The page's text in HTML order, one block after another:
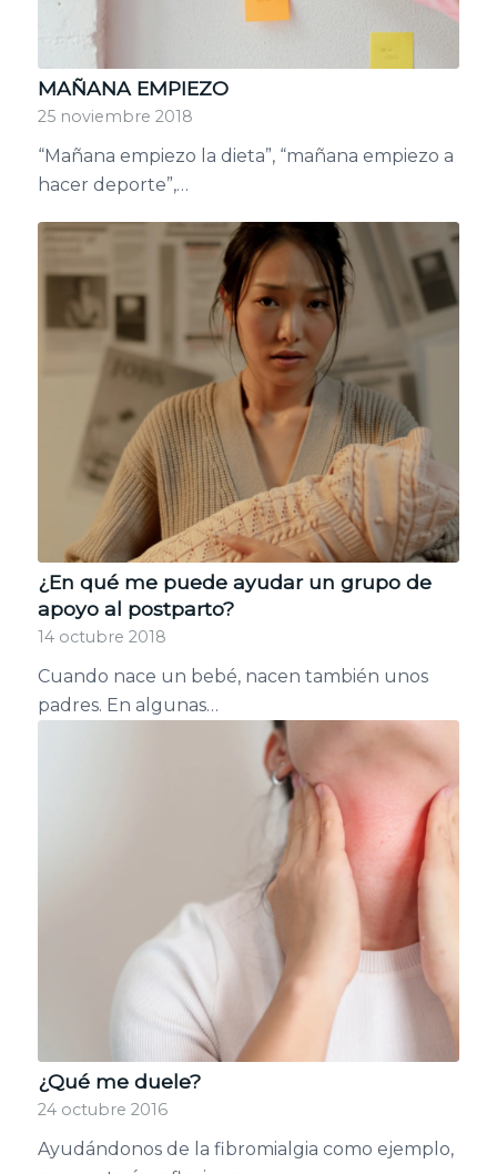
MAÑANA EMPIEZO
25 noviembre 2018
“Mañana empiezo la dieta”, “mañana empiezo a
hacer deporte”,…
¿En qué me puede ayudar un grupo de
apoyo al postparto?
14 octubre 2018
Cuando nace un bebé, nacen también unos
padres. En algunas…
¿Qué me duele?
24 octubre 2016
Ayudándonos de la fibromialgia como ejemplo,